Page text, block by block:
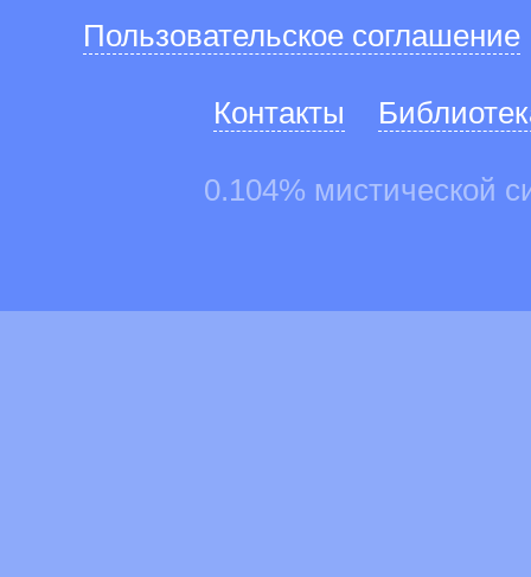
Пользовательское соглашение
Контакты
0.104% мистической